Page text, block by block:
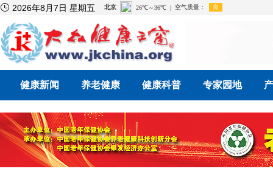
 2026年8月7日 星期五
健康新闻 养老健康 健康科普 专家园地